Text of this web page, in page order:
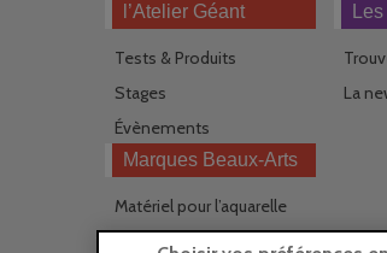
l’Atelier Géant
Tests & Produits
Stages
Évènements
La
Marques Beaux-Arts
Matériel pour l’aquarelle
Matériel pour l’acrylique